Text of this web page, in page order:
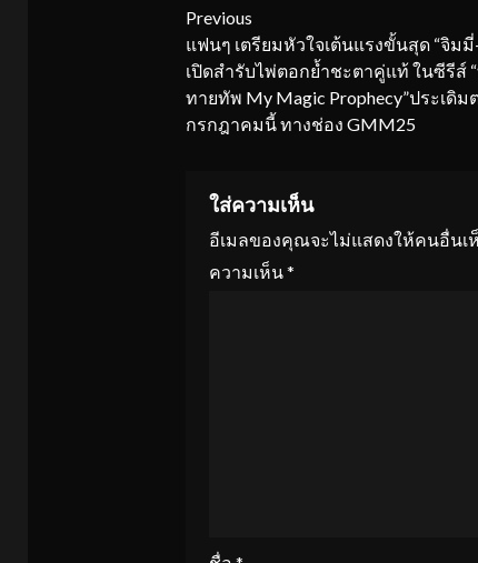
Continue
Reading
Previous
แฟนๆ เตรียมหัวใจเต้นแรงขั้นสุด “จิม
เปิดสำรับไพ่ตอกย้ำชะตาคู่แท้ ในซีรีส์
ทายทัพ My Magic Prophecy”ประเดิม
กรกฎาคมนี้ ทางช่อง GMM25
ใส่ความเห็น
อีเมลของคุณจะไม่แสดงให้คนอื่นเ
ความเห็น*